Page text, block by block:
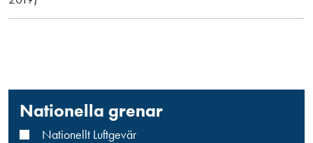
Nationella grenar
Nationellt Luftgevär